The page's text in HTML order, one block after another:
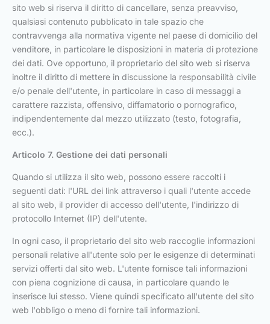
sito web si riserva il diritto di cancellare, senza preavviso,
qualsiasi contenuto pubblicato in tale spazio che
contravvenga alla normativa vigente nel paese di domicilio del
venditore, in particolare le disposizioni in materia di protezione
dei dati. Ove opportuno, il proprietario del sito web si riserva
inoltre il diritto di mettere in discussione la responsabilità civile
e/o penale dell'utente, in particolare in caso di messaggi a
carattere razzista, offensivo, diffamatorio o pornografico,
indipendentemente dal mezzo utilizzato (testo, fotografia,
ecc.).
Articolo 7. Gestione dei dati personali
Quando si utilizza il sito web, possono essere raccolti i
seguenti dati: l'URL dei link attraverso i quali l'utente accede
al sito web, il provider di accesso dell'utente, l'indirizzo di
protocollo Internet (IP) dell'utente.
In ogni caso, il proprietario del sito web raccoglie informazioni
personali relative all'utente solo per le esigenze di determinati
servizi offerti dal sito web. L'utente fornisce tali informazioni
con piena cognizione di causa, in particolare quando le
inserisce lui stesso. Viene quindi specificato all'utente del sito
web l'obbligo o meno di fornire tali informazioni.